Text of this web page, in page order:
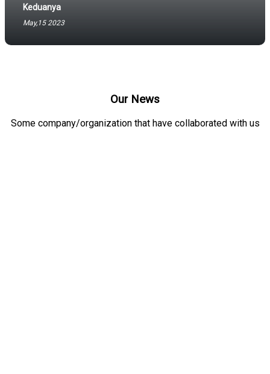
Keduanya
May,15 2023
Our News
Some company/organization that have collaborated with us